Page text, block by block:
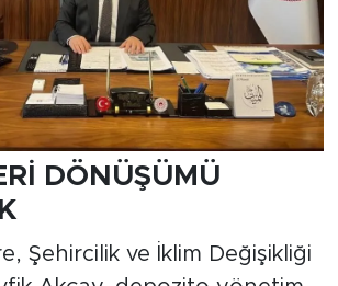
DÖNÜŞÜMÜ
Şehircilik ve İklim Değişikliği